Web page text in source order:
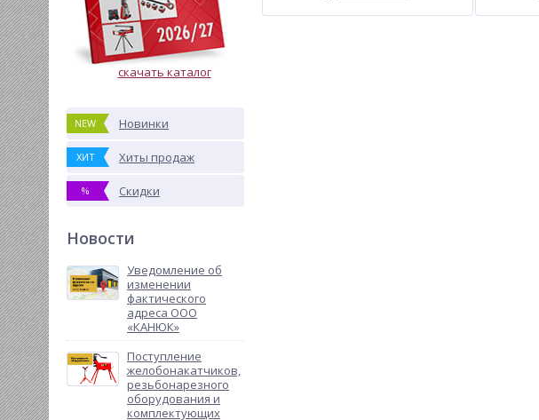
скачать каталог
NEW Новинки
ХИТ Хиты продаж
% Скидки
Новости
Уведомление об
изменении
фактического
адреса ООО
«КАНЮК»
Поступление
желобонакатчиков,
резьбонарезного
оборудования и
комплектующих